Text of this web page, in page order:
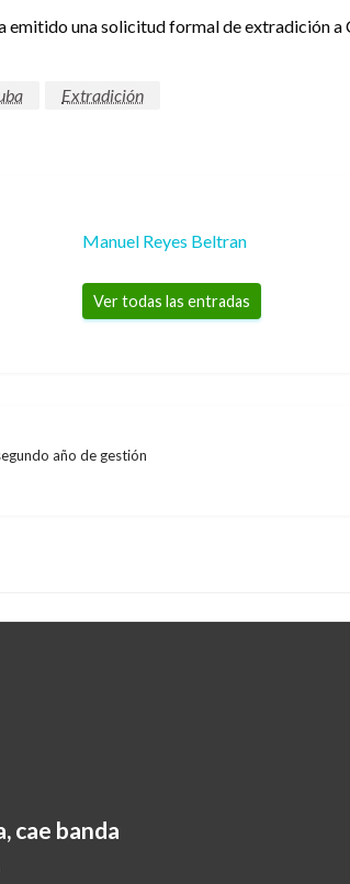
emitido una solicitud formal de extradición
Extradición
Manuel Reyes Beltran
Ver todas las entradas
año de gestión
cae banda